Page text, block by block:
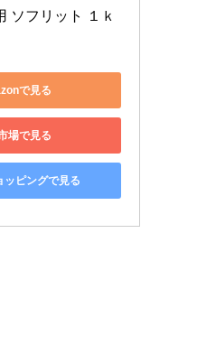
ソフリット １ｋ
で見る
場で見る
ッピングで見る